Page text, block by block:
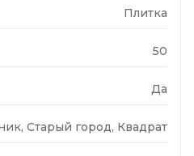
Плитка
50
Да
Старый город, Квадрат